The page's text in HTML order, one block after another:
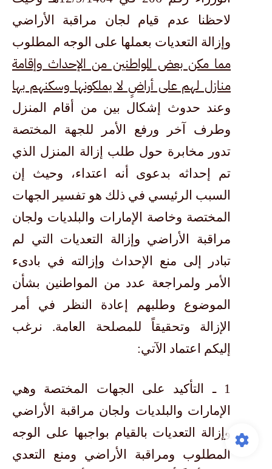
لاحظنا عدم قيام لجان مراقبة الأراضي
وإزالة التعديات بعملها على الوجه المطلوب
مما مكن بعض المواطنين من الإحداث وإقامة
منازل لهم على أراضٍ لا يملكونها وسكنهم بها
وعند حدوث إشكال بين من أقام المنزل
وطرف آخر ورفع الأمر للجهة المختصة
تدور مخابرة حول طلب إزالة المنزل الذي
تم إحداثه بدعوى أنه اعتداء، وحيث إن
السبب الرئيسي في ذلك هو تفسير الجهات
المختصة وخاصة الإمارات والبلديات ولجان
مراقبة الأراضي وإزالة التعديات التي لم
تبادر إلى منع الإحداث وإزالته في بادىء
الأمر ولمراجعة عدد من المواطنين بشأن
الموضوع وطلبهم إعادة النظر في أمر
الإزالة وتحقيقاً للمصلحة العامة. نرغب
إليكم اعتماد الآتي:
1 ـ التأكيد على الجهات المختصة وهي
الإمارات والبلديات ولجان مراقبة الأراضي
وإزالة التعديات بالقيام بواجبها على الوجه
المطلوب ومراقبة الأراضي ومنع التعدي